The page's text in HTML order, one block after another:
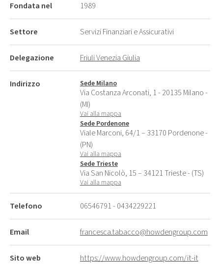
Fondata nel 1989
Settore Servizi Finanziari e Assicurativi
Delegazione Friuli Venezia Giulia
Indirizzo Sede Milano
Via Costanza Arconati, 1 - 20135 Milano -
(MI)
Vai alla mappa
Sede Pordenone
Viale Marconi, 64/1 – 33170 Pordenone -
(PN)
Vai alla mappa
Sede Trieste
Via San Nicolò, 15 – 34121 Trieste - (TS)
Vai alla mappa
Telefono 06546791- 0434229221
Email francesca.tabacco@howdengroup.com
Sito web https://www.howdengroup.com/it-it